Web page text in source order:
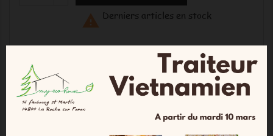
 Derniers articles en stock
DÉTAILS DU PRODUIT